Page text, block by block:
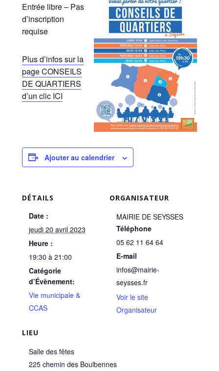
Entrée libre – Pas
d’inscription
requise
Plus d’infos sur la
page CONSEILS
DE QUARTIERS
d’un clic ICI
Ajouter au calendrier
DÉTAILS
Date :
jeudi 20 avril 2023
Heure :
19:30 à 21:00
Catégorie
d’Évènement:
Vie municipale &
CCAS
LIEU
Salle des fêtes
225 chemin des Boulbennes
ORGANISATEUR
MAIRIE DE SEYSSES
Téléphone
05 62 11 64 64
E-mail
infos@mairie-
seysses.fr
Voir le site
Organisateur